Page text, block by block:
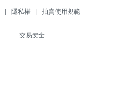
| 隱私權 | 拍賣使用規範
交易安全